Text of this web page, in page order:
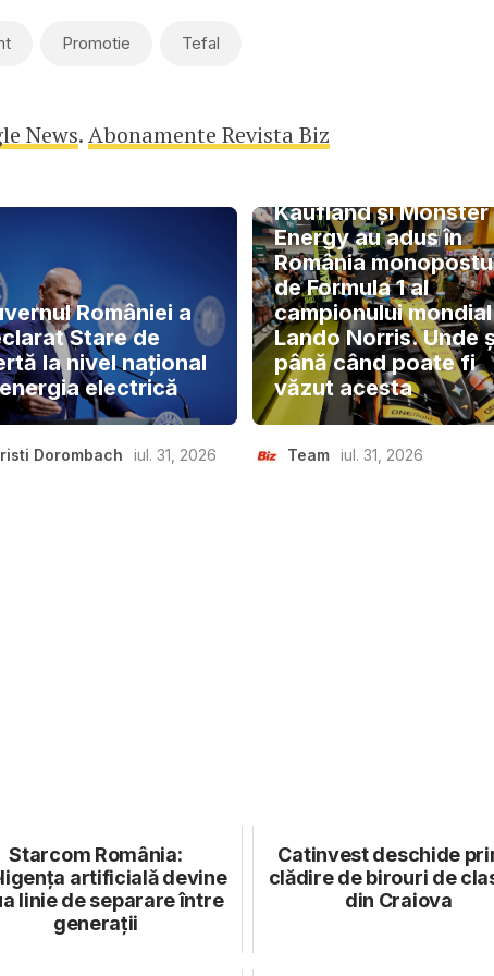
Promotie Tefal
News.Abonamente Revista Biz
României a
Stare de
la nivel național
electrică
Dorombach iul. 31, 2026
Kaufland și Monster
Energy au adus în
România
de Formula 1 al
campionului mondial
Lando Norris. Unde
până când poate fi
văzut acesta
Team iul. 31, 2026
Starcom România:
artificială devine
linie de separare între
generații
Catinvest deschide
clădire de birouri de
din Craiova